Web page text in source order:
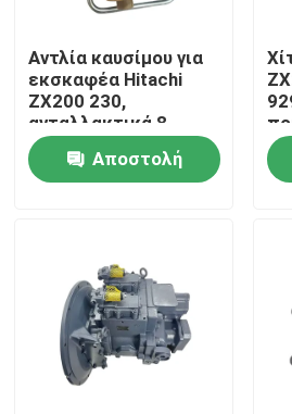
Προϊόντα
Σχετικά με εμάς
Αντλία καυσίμου για
εκσκαφέα Hitachi
ZX200 230,
ανταλλακτικά 8-
98346317-0 για
συντήρησηΑποστολή